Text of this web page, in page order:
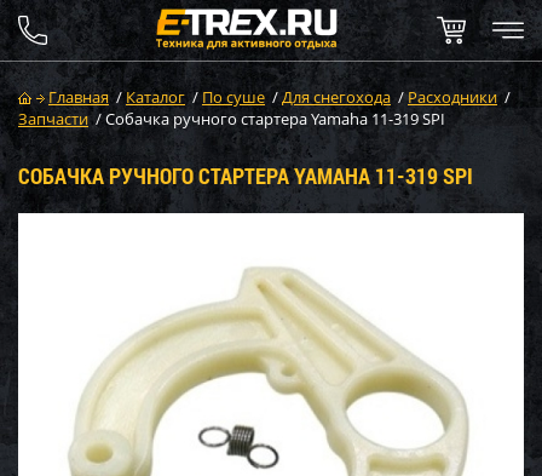
Главная / Каталог / По суше /Для снегохода /Расходники /
Запчасти /Собачка ручного стартера Yamaha 11-319 SPI
СОБАЧКА РУЧНОГО СТАРТЕРА YAMAHA 11-319 SPI